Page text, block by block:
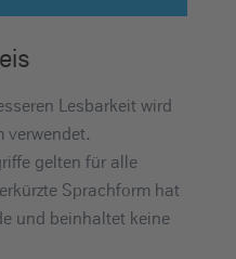
Lesbarkeit wird
verwendet.
gelten für alle
Sprachform hat
und beinhaltet keine